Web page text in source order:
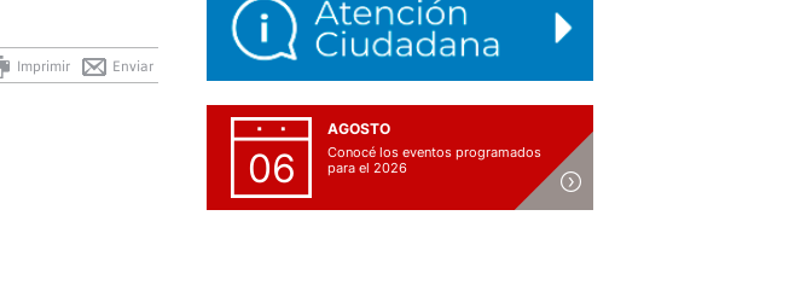
Enviar
Imprimir
06
AGOSTO
Conocé los eventos programados
para el 2026